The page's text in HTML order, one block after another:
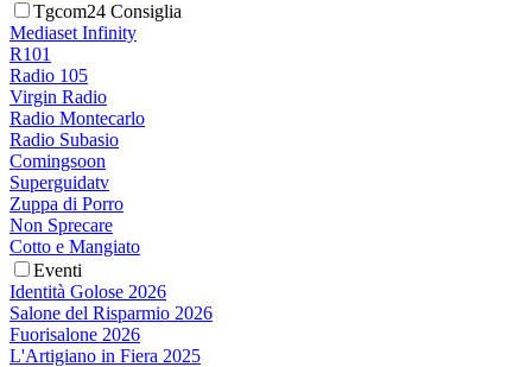
Tgcom24 Consiglia
Mediaset Infinity
R101
Radio 105
Virgin Radio
Radio Montecarlo
Radio Subasio
Comingsoon
Superguidatv
Zuppa di Porro
Non Sprecare
Cotto e Mangiato
Eventi
Identità Golose 2026
Salone del Risparmio 2026
Fuorisalone 2026
L'Artigiano in Fiera 2025